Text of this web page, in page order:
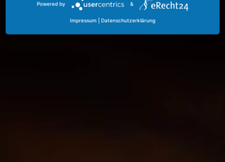
Powered by &
Impressum | Datenschutzerklärung